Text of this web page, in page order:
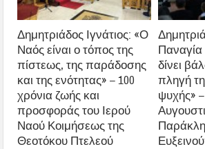
Δημητριάδος Ιγνάτιος: «Ο
Ναός είναι ο τόπος της
πίστεως, της παράδοσης
και της ενότητας» – 100
χρόνια ζωής και
προσφοράς του Ιερού
Ναού Κοιμήσεως της
Θεοτόκου Πτελεού
Παναγία
δίνει
πληγή
ψυχής»